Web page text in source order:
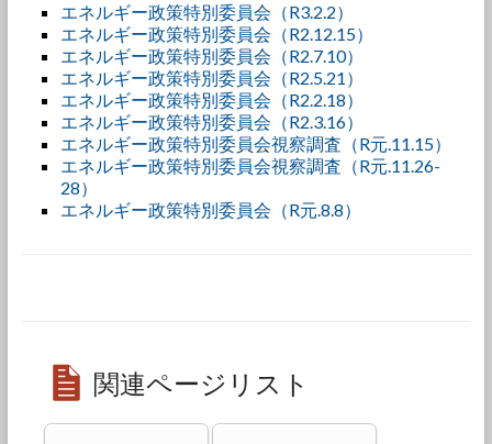
エネルギー政策特別委員会（R3.2.2）
エネルギー政策特別委員会（R2.12.15）
エネルギー政策特別委員会（R2.7.10）
エネルギー政策特別委員会（R2.5.21）
エネルギー政策特別委員会（R2.2.18）
エネルギー政策特別委員会（R2.3.16）
エネルギー政策特別委員会視察調査（R元.11.15）
エネルギー政策特別委員会視察調査（R元.11.26-
28）
エネルギー政策特別委員会（R元.8.8）
関連ページリスト